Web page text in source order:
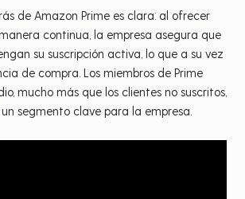
de Amazon Prime es clara: al ofrecer
continua, la empresa asegura que
su suscripción activa, lo que a su vez
de compra. Los miembros de Prime
mucho más que los clientes no suscritos,
segmento clave para la empresa.